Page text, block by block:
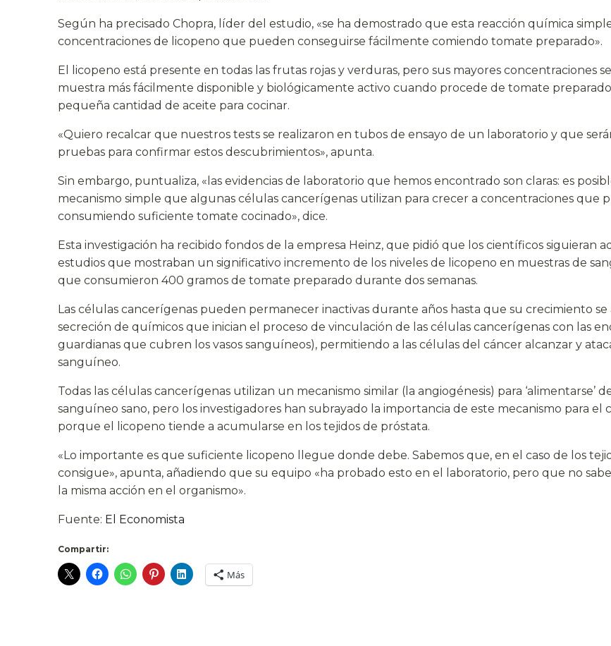
Según ha precisado Chopra, líder del estudio, «se ha demostrado que esta reacción química
concentraciones de licopeno que pueden conseguirse fácilmente comiendo tomate preparado».
El licopeno está presente en todas las frutas rojas y verduras, pero sus mayores concentraciones
muestra más fácilmente disponible y biológicamente activo cuando procede de tomate
pequeña cantidad de aceite para cocinar.
«Quiero recalcar que nuestros tests se realizaron en tubos de ensayo de un laboratorio y que
pruebas para confirmar estos descubrimientos», apunta.
Sin embargo, puntualiza, «las evidencias de laboratorio que hemos encontrado son claras: es
mecanismo simple que algunas células cancerígenas utilizan para crecer a concentraciones que
consumiendo suficiente tomate cocinado», dice.
Esta investigación ha recibido fondos de la empresa Heinz, que pidió que los científicos siguieran
estudios que mostraban un significativo incremento de los niveles de licopeno en muestras de
que consumieron 400 gramos de tomate preparado durante dos semanas.
Las células cancerígenas pueden permanecer inactivas durante años hasta que su crecimiento se
secreción de químicos que inician el proceso de vinculación de las células cancerígenas con las
guardianas que cubren los vasos sanguíneos), permitiendo a las células del cáncer alcanzar y
sanguíneo.
Todas las células cancerígenas utilizan un mecanismo similar (la angiogénesis) para ‘alimentarse’
sanguíneo sano, pero los investigadores han subrayado la importancia de este mecanismo para el
porque el licopeno tiende a acumularse en los tejidos de próstata.
«Lo importante es que suficiente licopeno llegue donde debe. Sabemos que, en el caso de los
consigue», apunta, añadiendo que su equipo «ha probado esto en el laboratorio, pero que no
la misma acción en el organismo».
Fuente: El Economista
Compartir:
Más